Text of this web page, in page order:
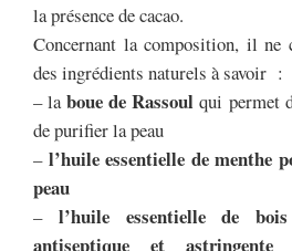
la présence de cacao.
Concernant la composition, il ne
des ingrédients naturels à savoir :
– laboue de Rassoul qui permet
de purifier la peau
– l’huile essentielle de menthe
peau
– l’huile essentielle de
antiseptique et astringente